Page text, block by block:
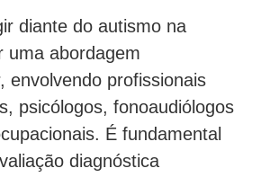
diante do autismo na
uma abordagem
envolvendo profissionais
psicólogos, fonoaudiólogos
É fundamental
diagnóstica